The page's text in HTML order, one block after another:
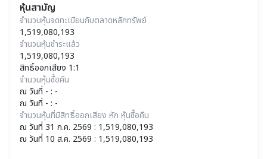
หุ้นสามัญ
จำนวนหุ้นจดทะเบียนกับตลาดหลักทรัพย์
1,519,080,193
จำนวนหุ้นชำระแล้ว
1,519,080,193
สิทธิ์ออกเสียง 1:1
จำนวนหุ้นซื้อคืน
ณ วันที่ - : -
ณ วันที่ - : -
จำนวนหุ้นที่มีสิทธิ์ออกเสียง หัก หุ้นซื้อคืน
ณ วันที่ 31 ก.ค. 2569 : 1,519,080,193
ณ วันที่ 10 ส.ค. 2569 : 1,519,080,193